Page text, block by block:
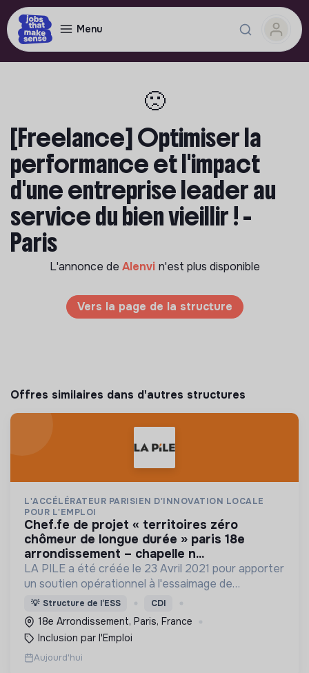
Menu
🙁
[Freelance] Optimiser la
performance et l'impact
d'une entreprise leader au
service du bien vieillir ! -
Paris
L'annonce de Alenvi n'est plus disponible
Vers la page de la structure
Offres similaires dans d'autres structures
L'ACCÉLÉRATEUR PARISIEN D'INNOVATION LOCALE
POUR L'EMPLOI
chef.fe de projet « territoires zéro
chômeur de longue durée » paris 18e
arrondissement – chapelle n...
LA PILE a été créée le 23 Avril 2021 pour apporter
un soutien opérationnel à l'essaimage de
l’expérimentation "Territoires Zéro Chômeur de
Longue Durée" à Paris
💡 Structure de l’ESS CDI
18e Arrondissement, Paris, France
Inclusion par l'Emploi
Aujourd'hui